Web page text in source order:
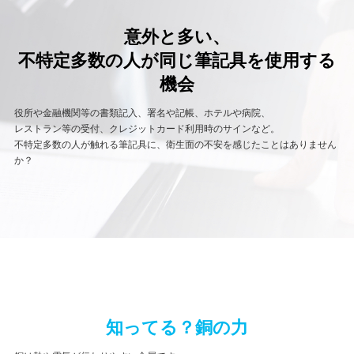
意外と多い、
不特定多数の人が同じ筆記具を使用する
機会
役所や金融機関等の書類記入、署名や記帳、ホテルや病院、
レストラン等の受付、クレジットカード利用時のサインなど。
不特定多数の人が触れる筆記具に、衛生面の不安を感じたことはありません
か？
知ってる？銅の力